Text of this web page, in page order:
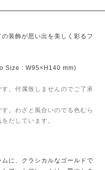
装飾が思い出を美しく彩るフ
Size : W95×H140 mm)
。付属致しませんのでご了承
。わざと風合いのでる色むら
だしています。
に、クラシカルなゴールドで